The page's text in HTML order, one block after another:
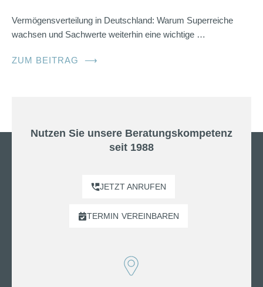
Vermögensverteilung in Deutschland: Warum Superreiche
wachsen und Sachwerte weiterhin eine wichtige …
ZUM BEITRAG ⟶
Nutzen Sie unsere Beratungskompetenz
seit 1988
JETZT ANRUFEN
TERMIN VEREINBAREN